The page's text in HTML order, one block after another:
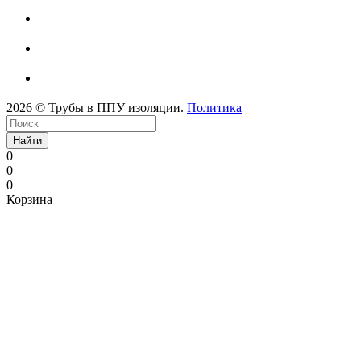
2026 © Трубы в ППУ изоляции. Политика
Найти
0
0
0
Корзина